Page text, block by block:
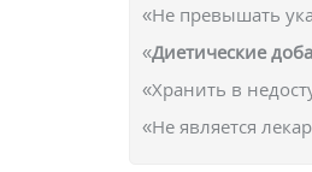
«Не превышать
«Диетические
«Хранить в
«Не является